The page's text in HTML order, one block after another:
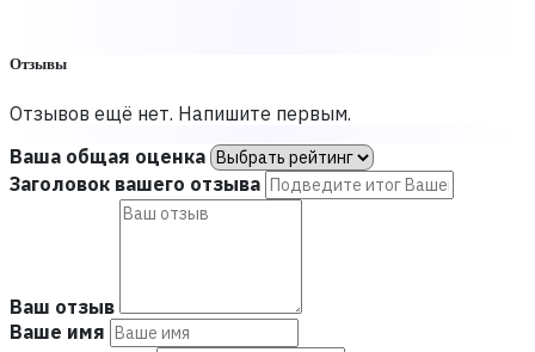
Отзывы
Отзывов ещё нет. Напишите первым.
Ваша общая оценка
Заголовок вашего отзыва
Ваш отзыв
Ваше имя